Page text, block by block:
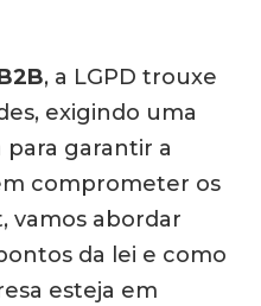
, a LGPD trouxe
exigindo uma
garantir a
comprometer os
vamos abordar
da lei e como
esteja em